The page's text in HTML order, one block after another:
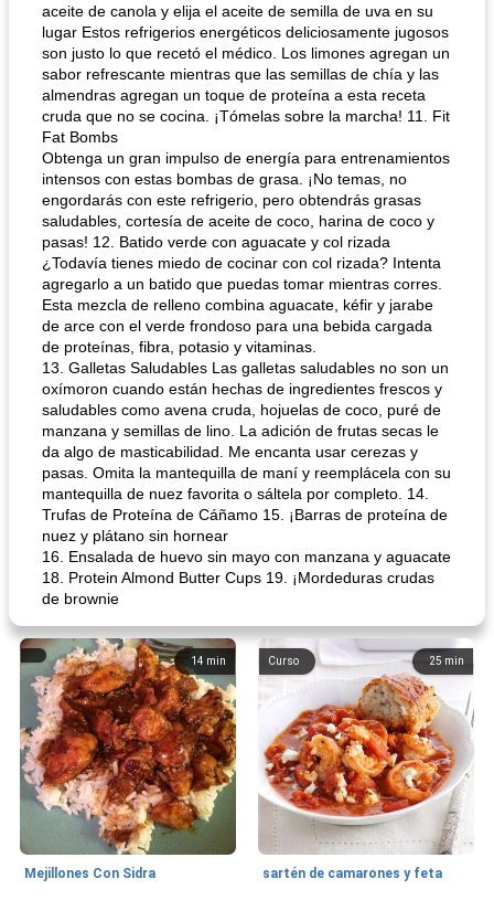
aceite de canola y elija el aceite de semilla de uva en su
lugar Estos refrigerios energéticos deliciosamente jugosos
son justo lo que recetó el médico. Los limones agregan un
sabor refrescante mientras que las semillas de chía y las
almendras agregan un toque de proteína a esta receta
cruda que no se cocina. ¡Tómelas sobre la marcha! 11. Fit
Fat Bombs
Obtenga un gran impulso de energía para entrenamientos
intensos con estas bombas de grasa. ¡No temas, no
engordarás con este refrigerio, pero obtendrás grasas
saludables, cortesía de aceite de coco, harina de coco y
pasas! 12. Batido verde con aguacate y col rizada
¿Todavía tienes miedo de cocinar con col rizada? Intenta
agregarlo a un batido que puedas tomar mientras corres.
Esta mezcla de relleno combina aguacate, kéfir y jarabe
de arce con el verde frondoso para una bebida cargada
de proteínas, fibra, potasio y vitaminas.
13. Galletas Saludables Las galletas saludables no son un
oxímoron cuando están hechas de ingredientes frescos y
saludables como avena cruda, hojuelas de coco, puré de
manzana y semillas de lino. La adición de frutas secas le
da algo de masticabilidad. Me encanta usar cerezas y
pasas. Omita la mantequilla de maní y reemplácela con su
mantequilla de nuez favorita o sáltela por completo. 14.
Trufas de Proteína de Cáñamo 15. ¡Barras de proteína de
nuez y plátano sin hornear
16. Ensalada de huevo sin mayo con manzana y aguacate
18. Protein Almond Butter Cups 19. ¡Mordeduras crudas
de brownie
14 min
Mejillones Con Sidra
25 min
Curso
sartén de camarones y feta